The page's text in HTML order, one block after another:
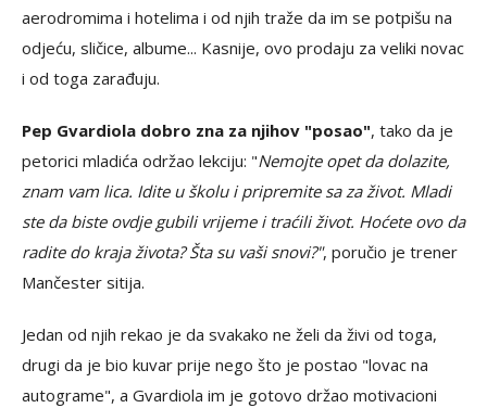
aerodromima i hotelima i od njih traže da im se potpišu na
odjeću, sličice, albume... Kasnije, ovo prodaju za veliki novac
i od toga zarađuju.
Pep Gvardiola dobro zna za njihov "posao", tako da je
petorici mladića održao lekciju: "Nemojte opet da dolazite,
znam vam lica. Idite u školu i pripremite sa za život. Mladi
ste da biste ovdje gubili vrijeme i traćili život. Hoćete ovo da
radite do kraja života? Šta su vaši snovi?", poručio je trener
Mančester sitija.
Jedan od njih rekao je da svakako ne želi da živi od toga,
drugi da je bio kuvar prije nego što je postao "lovac na
autograme", a Gvardiola im je gotovo držao motivacioni